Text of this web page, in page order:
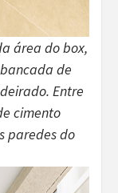
área do box,
de
Entre
cimento
paredes do